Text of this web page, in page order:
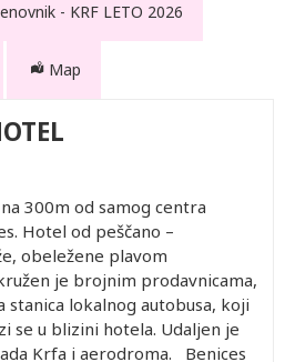
- KRF LETO 2026
Map
300m od samog centra
Hotel od peščano –
obeležene plavom
je brojnim prodavnicama,
stanica lokalnog autobusa, koji
se u blizini hotela. Udaljen je
Krfa i aerodroma. Benices